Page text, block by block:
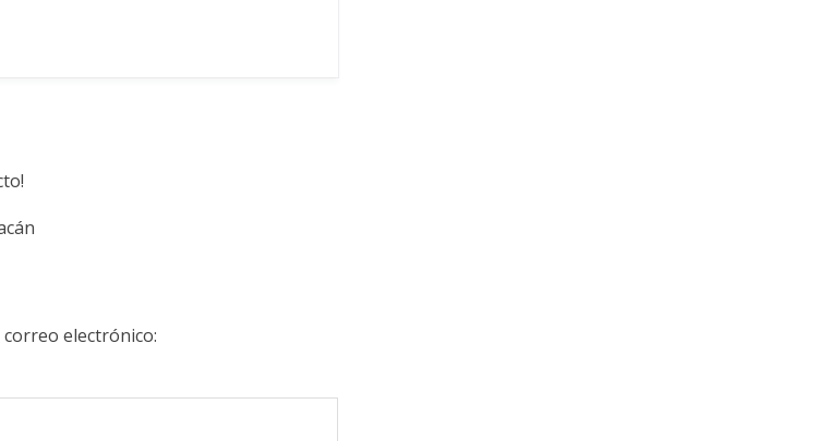
electrónico: